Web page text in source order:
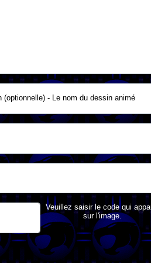
(optionnelle) - Le nom du dessin animé
Veuillez saisir le code qui
sur l'image.